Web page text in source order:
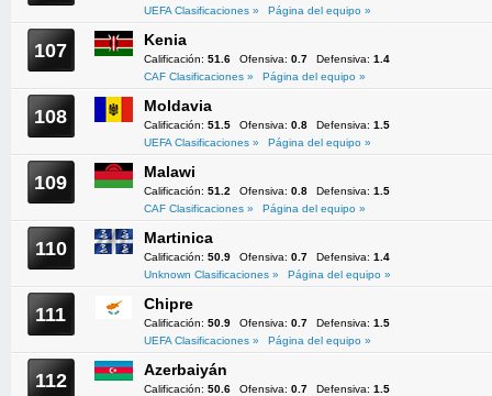
UEFA Clasificaciones »
Página del equipo »
107 Kenia
Calificación: 51.6 Ofensiva: 0.7 Defensiva: 1.4
CAF Clasificaciones »
Página del equipo »
108 Moldavia
Calificación: 51.5 Ofensiva: 0.8 Defensiva: 1.5
UEFA Clasificaciones »
Página del equipo »
109 Malawi
Calificación: 51.2 Ofensiva: 0.8 Defensiva: 1.5
CAF Clasificaciones »
Página del equipo »
110 Martinica
Calificación: 50.9 Ofensiva: 0.7 Defensiva: 1.4
Unknown Clasificaciones »
Página del equipo »
111 Chipre
Calificación: 50.9 Ofensiva: 0.7 Defensiva: 1.5
UEFA Clasificaciones »
Página del equipo »
112 Azerbaiyán
Calificación: 50.6 Ofensiva: 0.7 Defensiva: 1.5